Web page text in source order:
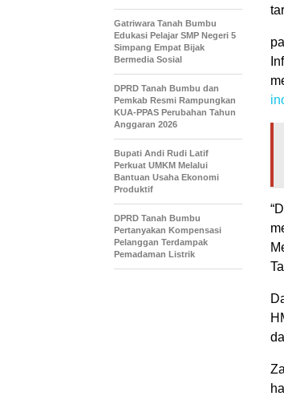
Gatriwara Tanah Bumbu
Edukasi Pelajar SMP Negeri 5
Simpang Empat Bijak
Bermedia Sosial
DPRD Tanah Bumbu dan
Pemkab Resmi Rampungkan
KUA-PPAS Perubahan Tahun
Anggaran 2026
Bupati Andi Rudi Latif
Perkuat UMKM Melalui
Bantuan Usaha Ekonomi
Produktif
DPRD Tanah Bumbu
Pertanyakan Kompensasi
Pelanggan Terdampak
Pemadaman Listrik